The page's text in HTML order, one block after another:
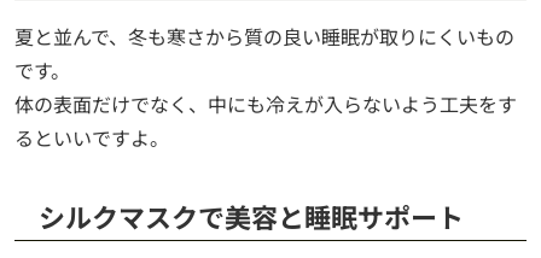
夏と並んで、冬も寒さから質の良い睡眠が取りにくいもの
です。
体の表面だけでなく、中にも冷えが入らないよう工夫をす
るといいですよ。
シルクマスクで美容と睡眠サポート